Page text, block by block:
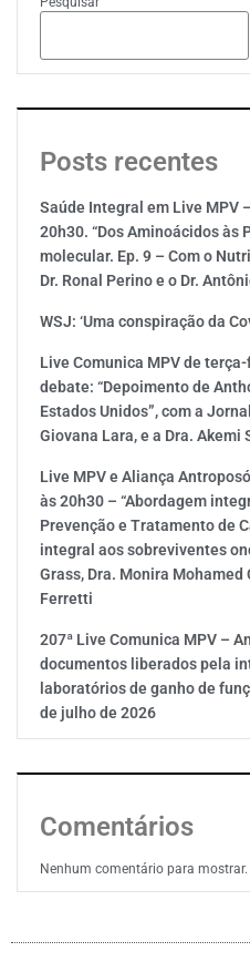
Posts recentes
Saúde Integral em Live MPV
20h30. “Dos Aminoácidos às
molecular. Ep. 9 – Com o
Dr. Ronal Perino e o Dr.
WSJ: ‘Uma conspiração da
Live Comunica MPV de
debate: “Depoimento de
Estados Unidos”, com a
Giovana Lara, e a Dra. Akemi
Live MPV e Aliança
às 20h30 – “Abordagem
Prevenção e Tratamento de
integral aos sobreviventes
Grass, Dra. Monira Mohamed
Ferretti
207ª Live Comunica MPV –
documentos liberados pela
laboratórios de ganho de
de julho de 2026
Comentários
Nenhum comentário para mostrar.